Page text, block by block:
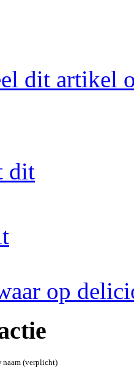
dit artikel
dit
op
naam (verplicht)